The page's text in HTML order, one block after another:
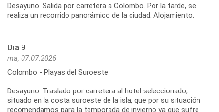
Desayuno. Salida por carretera a Colombo. Por la tarde, se
Día 9
ma, 07.07.2026
Colombo - Playas del Suroeste
Desayuno. Traslado por carretera al hotel seleccionado,
situado en la costa suroeste de la isla, que por su situación
recomendamos para la temporada de invierno ya que sufre